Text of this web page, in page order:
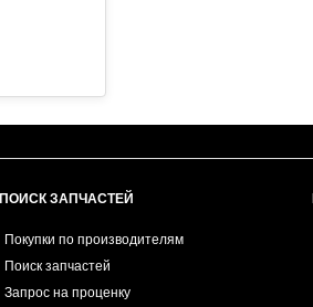
ПОИСК ЗАПЧАСТЕЙ
Покупки по производителям
Поиск запчастей
Запрос на проценку